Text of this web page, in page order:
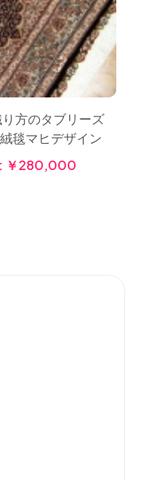
方のタブリーズ
毯マヒデザイン
￥280,000